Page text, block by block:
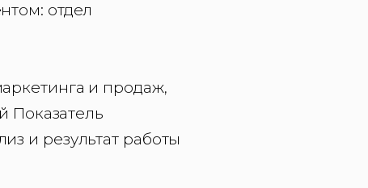
отдел
и продаж,
Показатель
и результат работы